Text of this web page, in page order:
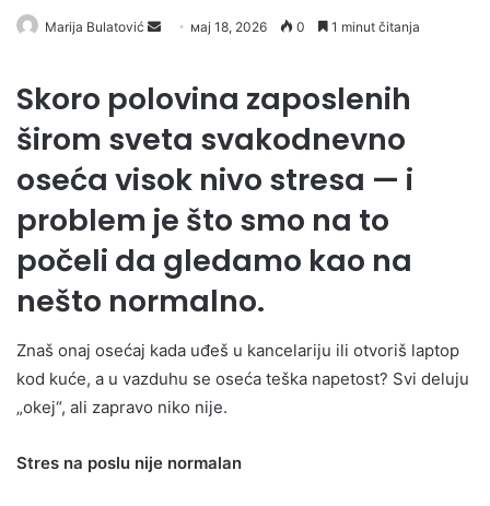
Marija Bulatović
Send мај 18, 2026 0 1 minut čitanja
Skoro polovina zaposlenih
širom sveta svakodnevno
oseća visok nivo stresa — i
problem je što smo na to
počeli da gledamo kao na
nešto normalno.
Znaš onaj osećaj kada uđeš u kancelariju ili otvoriš laptop
kod kuće, a u vazduhu se oseća teška napetost? Svi deluju
„okej“, ali zapravo niko nije.
Stres na poslu nije normalan